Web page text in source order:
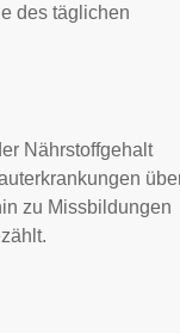
des täglichen
Nährstoffgehalt
zu Missbildungen